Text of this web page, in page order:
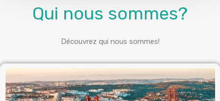
Qui nous sommes?
Découvrez qui nous sommes!